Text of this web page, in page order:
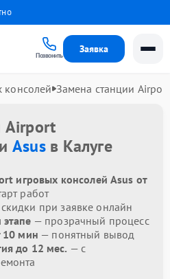
Позвонить
Заявка
консолей Замена станции Airport
Airport
Asusв Калуге
игровых консолей Asus от
работ
при заявке онлайн
— прозрачный процесс
10 мин — понятный вывод
до 12 мес. — с